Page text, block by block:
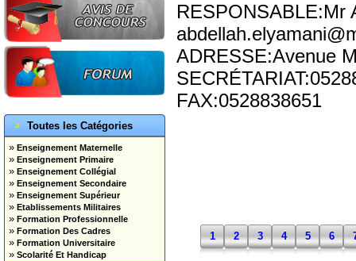
Toutes les Catégories
» Enseignement Maternelle
» Enseignement Primaire
» Enseignement Collégial
» Enseignement Secondaire
» Enseignement Supérieur
» Etablissements Militaires
» Formation Professionnelle
» Formation Des Cadres
» Formation Universitaire
» Scolarité Et Handicap
RESPONSABLE:Mr
ADRESSE:Avenue
FAX:0528838651
1 2 3 4 5 6